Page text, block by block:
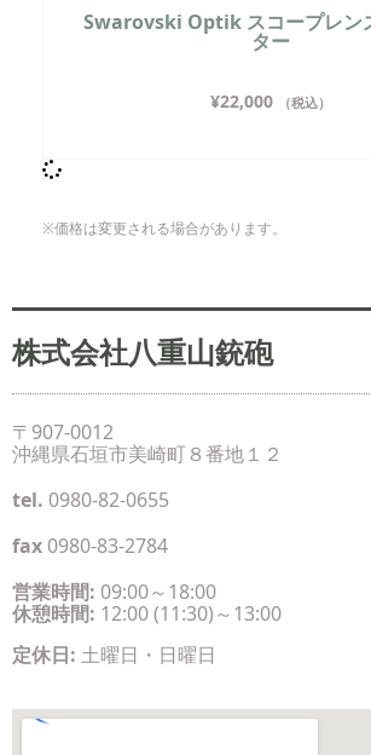
Swarovski Optik スコープレン
ター
¥22,000 （税込）
※価格は変更される場合があります。
株式会社八重山銃砲
〒907-0012
沖縄県石垣市美崎町８番地１２
tel. 0980-82-0655
fax 0980-83-2784
営業時間: 09:00～18:00
休憩時間: 12:00 (11:30)～13:00
定休日: 土曜日・日曜日